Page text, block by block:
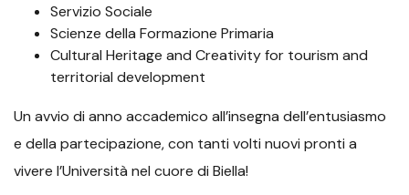
Servizio Sociale
Scienze della Formazione Primaria
Cultural Heritage and Creativity for tourism and
territorial development
Un avvio di anno accademico all’insegna dell’entusiasmo
e della partecipazione, con tanti volti nuovi pronti a
vivere l’Università nel cuore di Biella!